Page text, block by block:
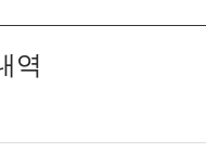
역